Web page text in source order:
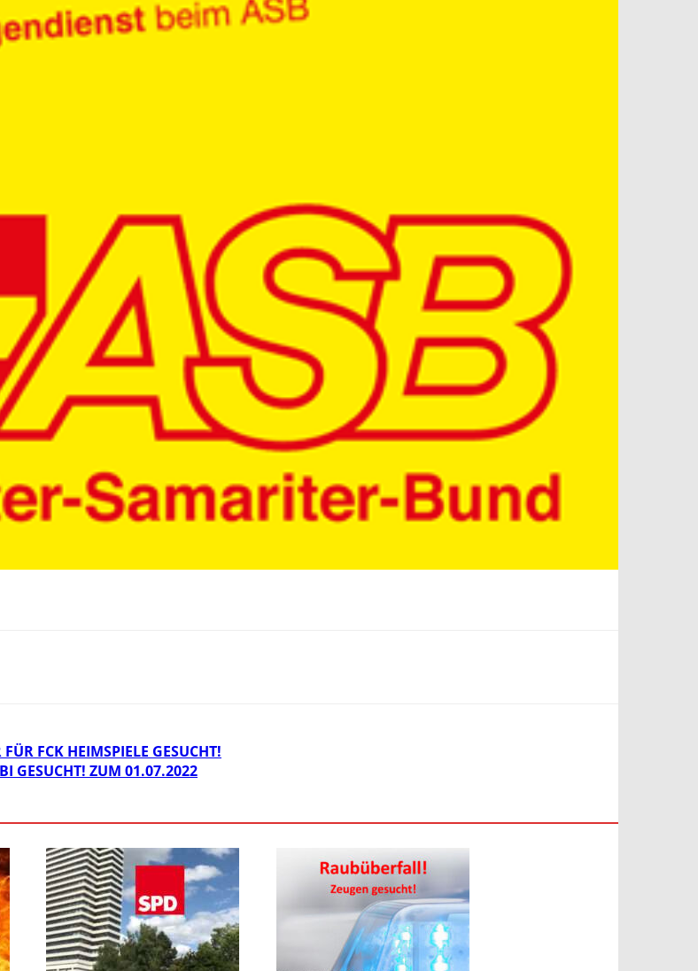
FCK HEIMSPIELE GESUCHT!
GESUCHT! ZUM 01.07.2022